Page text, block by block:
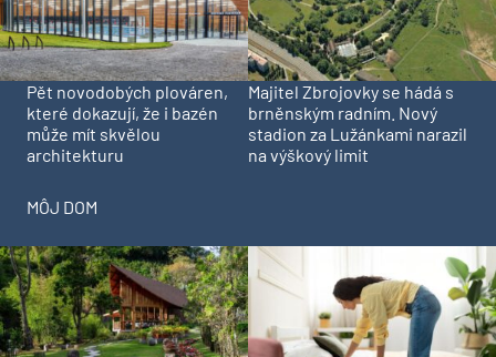
Pět novodobých plováren,
které dokazují, že i bazén
může mít skvělou
architekturu
Majitel Zbrojovky se hádá s
brněnským radním. Nový
stadion za Lužánkami narazil
na výškový limit
MÔJ DOM